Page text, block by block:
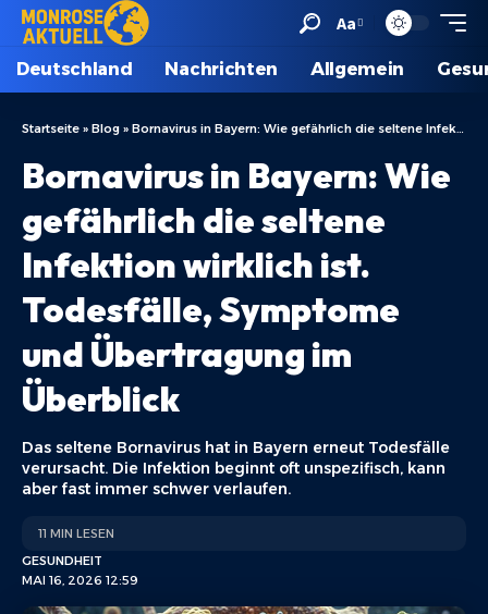
Aa
Deutschland Nachrichten Allgemein
Startseite » Blog » Bornavirus in Bayern: Wie gefährlich die seltene Infektion wirklich ist. Todesfälle, Symptome und Übertragung im Überblick
Bornavirus in Bayern: Wie
gefährlich die seltene
Infektion wirklich ist.
Todesfälle, Symptome
und Übertragung im
Überblick
Das seltene Bornavirus hat in Bayern erneut Todesfälle
verursacht. Die Infektion beginnt oft unspezifisch, kann
aber fast immer schwer verlaufen.
MAI 16, 2026 12:59
GESUNDHEIT
11 MIN LESEN